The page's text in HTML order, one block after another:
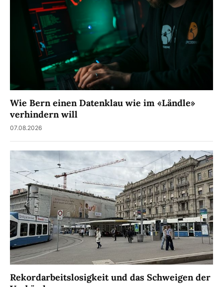
Wie Bern einen Datenklau wie im «Ländle»
verhindern will
07.08.2026
Rekordarbeitslosigkeit und das Schweigen der